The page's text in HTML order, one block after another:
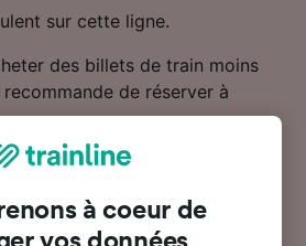
sur cette ligne.
des billets de train moins
de réserver à
voyage est l'endroit idéal pour
billets et les tarifs les moins
à coeur de